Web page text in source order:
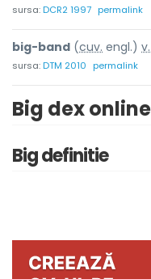
sursa:DCR2 1997 permalink
big-band (cuv. engl.) v.
sursa:DTM 2010 permalink
Big dex
Big definitie